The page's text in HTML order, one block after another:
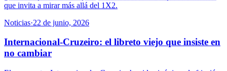
que invita a mirar más allá del 1X2.
Noticias·22 de junio, 2026
Internacional-Cruzeiro: el libreto viejo que insiste en
no cambiar